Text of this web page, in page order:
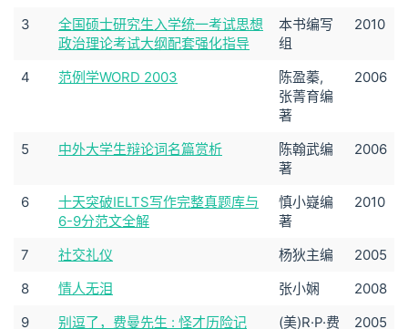
3
全国硕士研究生入学统一考试思想
政治理论考试大纲配套强化指导
本书编写
组
2010
4 范例学WORD 2003
陈盈蓁,
张菁育编
著
2006
5 中外大学生辩论词名篇赏析
陈翰武编
著
2006
6
十天突破IELTS写作完整真题库与
6-9分范文全解
慎小嶷编
著
2010
7 社交礼仪 杨狄主编
2005
8
情人无泪 张小娴
2008
9
别逗了，费曼先生 : 怪才历险记
(美)R·P·费
2005